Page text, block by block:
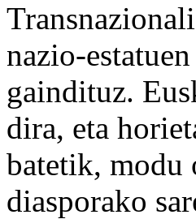
nazio-
gaindituz.
dira, eta
batetik, modu
diasporako